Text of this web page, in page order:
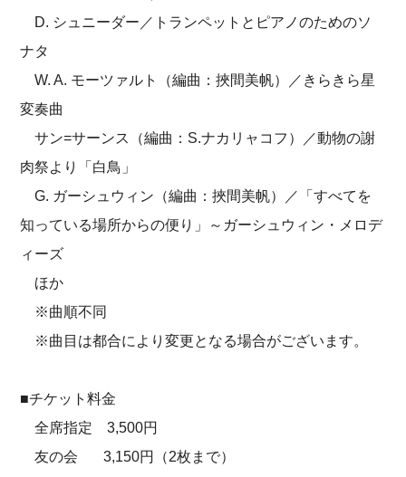
D. シュニーダー／トランペットとピアノのためのソ
ナタ
W. A. モーツァルト（編曲：挾間美帆）／きらきら星
変奏曲
サン=サーンス（編曲：S.ナカリャコフ）／動物の謝
肉祭より「白鳥」
G. ガーシュウィン（編曲：挾間美帆）／「すべてを
知っている場所からの便り」～ガーシュウィン・メロデ
ィーズ
ほか
※曲順不同
※曲目は都合により変更となる場合がございます。
■チケット料金
全席指定 3,500円
友の会 3,150円（2枚まで）